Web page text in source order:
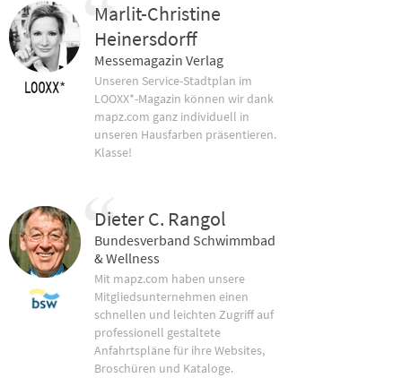
Marlit-Christine
Heinersdorff
Messemagazin Verlag
Unseren Service-Stadtplan im
LOOXX*-Magazin können wir dank
mapz.com ganz individuell in
unseren Hausfarben präsentieren.
Klasse!
Dieter C. Rangol
Bundesverband Schwimmbad
& Wellness
Mit mapz.com haben unsere
Mitgliedsunternehmen einen
schnellen und leichten Zugriff auf
professionell gestaltete
Anfahrtspläne für ihre Websites,
Broschüren und Kataloge.